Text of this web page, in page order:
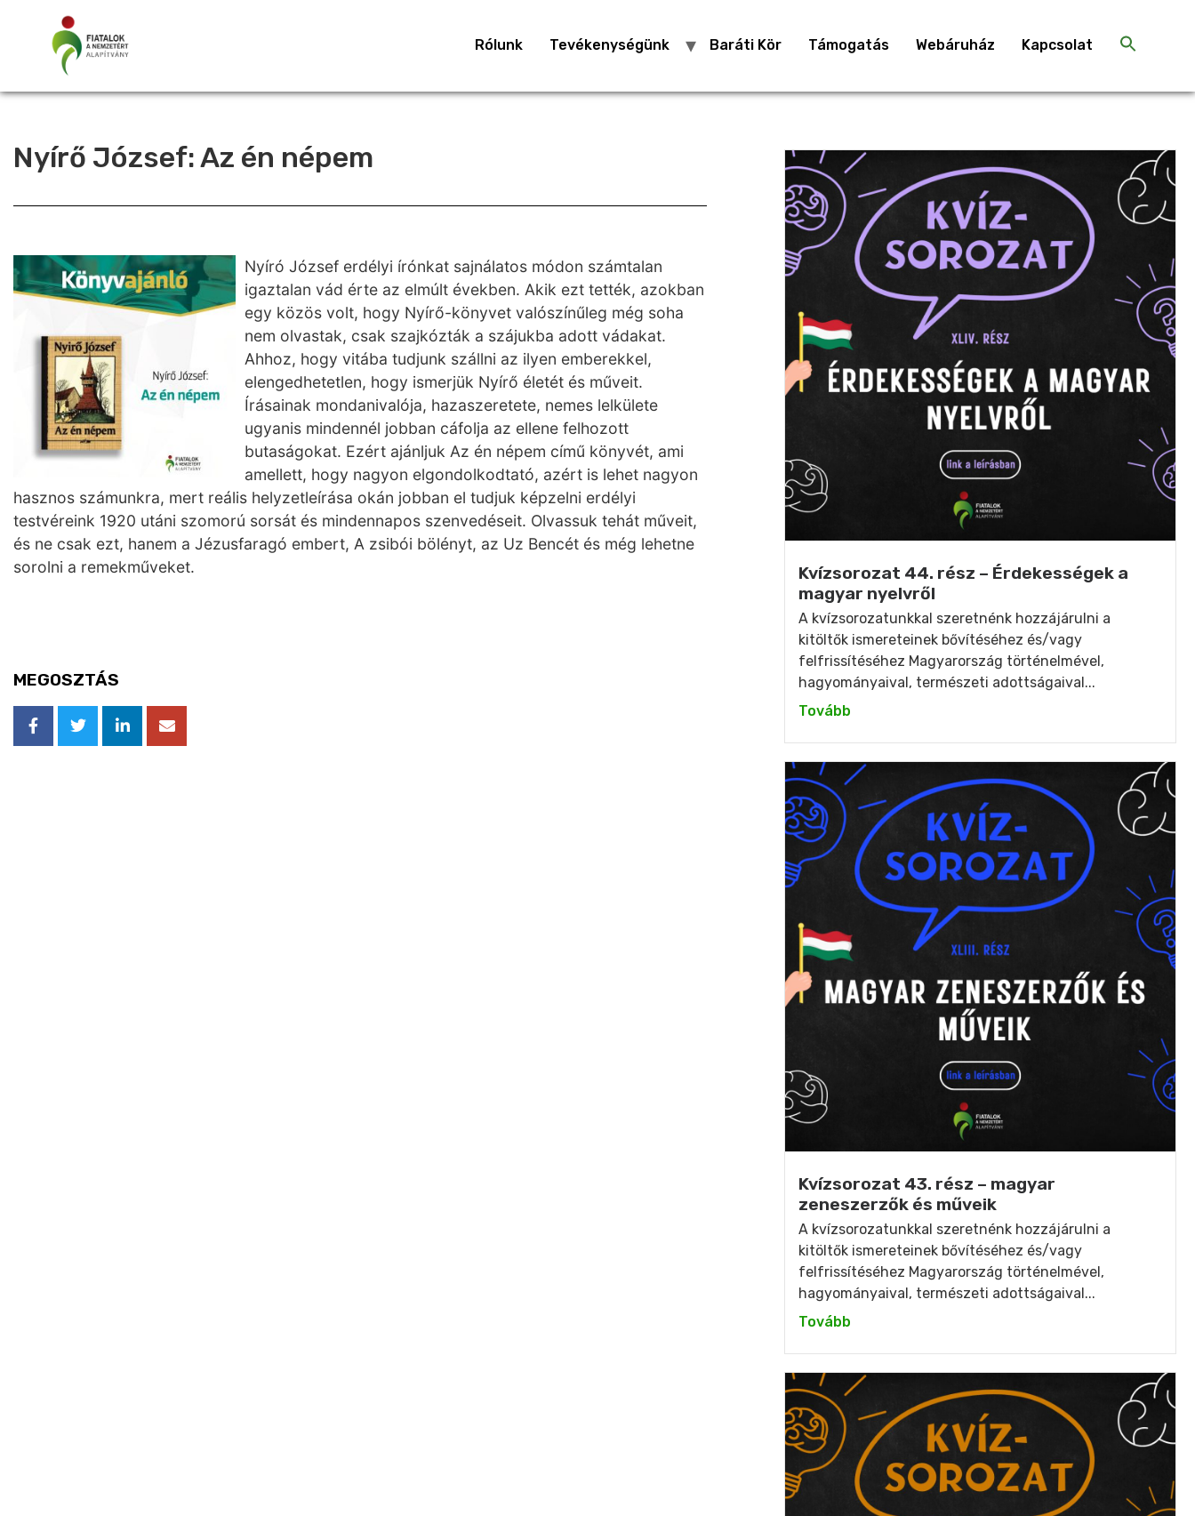
Rólunk Tevékenységünk Baráti Kör Támogatás Webáruház Kapcsolat
Nyírő József: Az én népem
Nyíró József erdélyi írónkat sajnálatos módon számtalan
igaztalan vád érte az elmúlt években. Akik ezt tették, azokban
egy közös volt, hogy Nyírő-könyvet valószínűleg még soha
nem olvastak, csak szajkózták a szájukba adott vádakat.
Ahhoz, hogy vitába tudjunk szállni az ilyen emberekkel,
elengedhetetlen, hogy ismerjük Nyírő életét és műveit.
Írásainak mondanivalója, hazaszeretete, nemes lelkülete
ugyanis mindennél jobban cáfolja az ellene felhozott
butaságokat. Ezért ajánljuk Az én népem című könyvét, ami
amellett, hogy nagyon elgondolkodtató, azért is lehet nagyon
hasznos számunkra, mert reális helyzetleírása okán jobban el tudjuk képzelni erdélyi
testvéreink 1920 utáni szomorú sorsát és mindennapos szenvedéseit. Olvassuk tehát műveit,
és ne csak ezt, hanem a Jézusfaragó embert, A zsibói bölényt, az Uz Bencét és még lehetne
sorolni a remekműveket.
MEGOSZTÁS
Kvízsorozat 44. rész – Érdekességek a
magyar nyelvről
A kvízsorozatunkkal szeretnénk hozzájárulni a
kitöltők ismereteinek bővítéséhez és/vagy
felfrissítéséhez Magyarország történelmével,
hagyományaival, természeti adottságaival...
Tovább
Kvízsorozat 43. rész – magyar
zeneszerzők és műveik
A kvízsorozatunkkal szeretnénk hozzájárulni a
kitöltők ismereteinek bővítéséhez és/vagy
felfrissítéséhez Magyarország történelmével,
hagyományaival, természeti adottságaival...
Tovább